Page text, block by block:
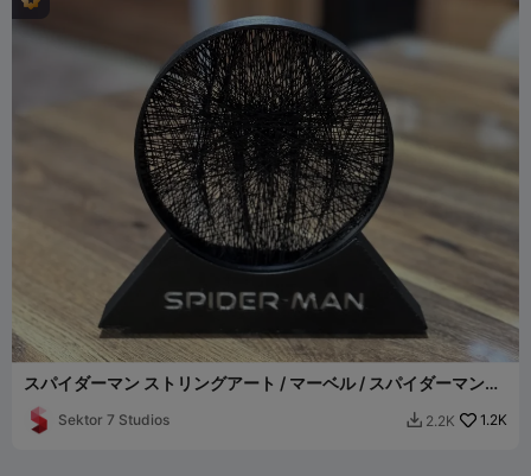
スパイダーマン ストリングアート / マーベル / スパイダーマン
Sektor 7 Studios  2.2K 1.2K